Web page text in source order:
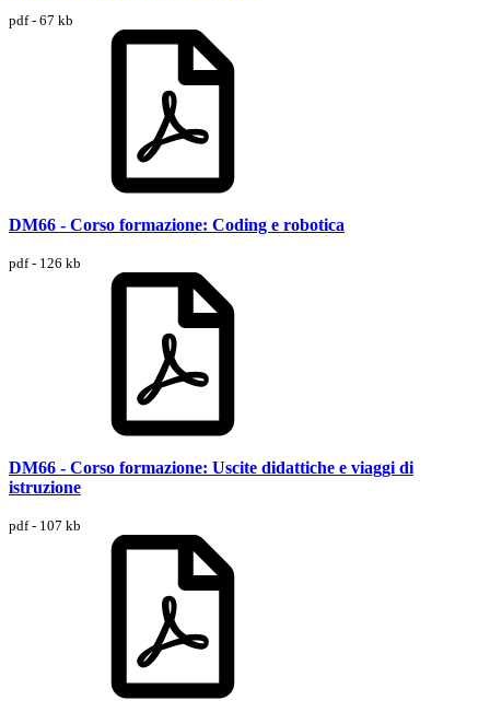
pdf - 67 kb
DM66 - Corso formazione: Coding e robotica
pdf - 126 kb
DM66 - Corso formazione: Uscite didattiche e viaggi di
istruzione
pdf - 107 kb